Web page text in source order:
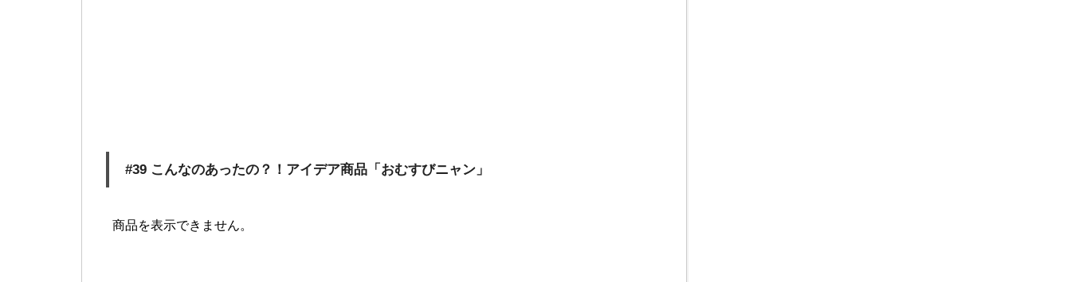
#39 こんなのあったの？！アイデア商品「おむすびニャン」